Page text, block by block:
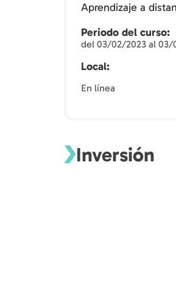
Aprendizaje a
Periodo del curso
del 03/02/2023 al 03/
Local
En línea
Inversión